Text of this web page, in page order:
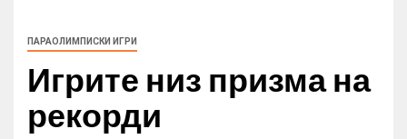
ПАРАОЛИМПИСКИ ИГРИ
Игрите низ призма на
рекорди